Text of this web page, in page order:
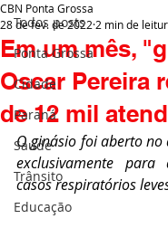
Todos posts
Ponta Grossa
Cidade
Paraná
Saúde
Trânsito
Educação
Em um mês,
Oscar Pereira
de 12 mil
CBN Ponta Grossa
28 de fev. de 2022 2 min de
O ginásio foi aberto
exclusivamente para
casos respiratórios